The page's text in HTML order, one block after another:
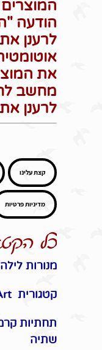
המוצרים
הודעה
לרענן
את
לרענן
קצת עלינו
מדיניות פרטיות
כל
מנורות
קטגורית Moonled - Art
תחתיות
שתיה